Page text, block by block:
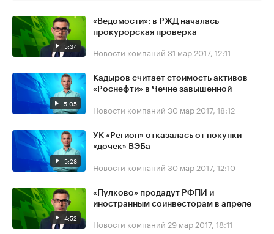
5:34
«Ведомости»: в РЖД началась
прокурорская проверка
Новости компаний 31 мар 2017, 12:11
5:05
Кадыров считает стоимость активов
«Роснефти» в Чечне завышенной
Новости компаний 30 мар 2017, 18:12
5:28
УК «Регион» отказалась от покупки
«дочек» ВЭБа
Новости компаний 30 мар 2017, 12:10
4:52
«Пулково» продадут РФПИ и
иностранным соинвесторам в апреле
Новости компаний 29 мар 2017, 18:11